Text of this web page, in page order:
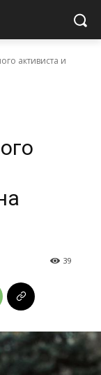
активиста и
39